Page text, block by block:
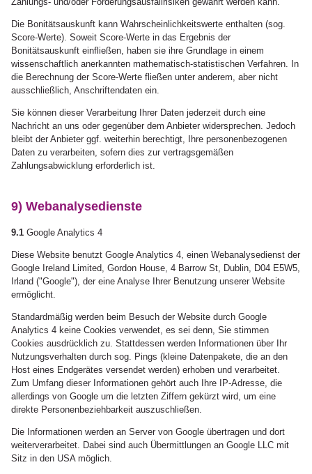
Die Bonitätsauskunft kann Wahrscheinlichkeitswerte enthalten (sog.
Score-Werte). Soweit Score-Werte in das Ergebnis der
Bonitätsauskunft einfließen, haben sie ihre Grundlage in einem
wissenschaftlich anerkannten mathematisch-statistischen Verfahren. In
die Berechnung der Score-Werte fließen unter anderem, aber nicht
ausschließlich, Anschriftendaten ein.
Sie können dieser Verarbeitung Ihrer Daten jederzeit durch eine
Nachricht an uns oder gegenüber dem Anbieter widersprechen. Jedoch
bleibt der Anbieter ggf. weiterhin berechtigt, Ihre personenbezogenen
Daten zu verarbeiten, sofern dies zur vertragsgemäßen
Zahlungsabwicklung erforderlich ist.
9) Webanalysedienste
9.1 Google Analytics 4
Diese Website benutzt Google Analytics 4, einen Webanalysedienst der
Google Ireland Limited, Gordon House, 4 Barrow St, Dublin, D04 E5W5,
Irland ("Google"), der eine Analyse Ihrer Benutzung unserer Website
ermöglicht.
Standardmäßig werden beim Besuch der Website durch Google
Analytics 4 keine Cookies verwendet, es sei denn, Sie stimmen
Cookies ausdrücklich zu. Stattdessen werden Informationen über Ihr
Nutzungsverhalten durch sog. Pings (kleine Datenpakete, die an den
Host eines Endgerätes versendet werden) erhoben und verarbeitet.
Zum Umfang dieser Informationen gehört auch Ihre IP-Adresse, die
allerdings von Google um die letzten Ziffern gekürzt wird, um eine
direkte Personenbeziehbarkeit auszuschließen.
Die Informationen werden an Server von Google übertragen und dort
weiterverarbeitet. Dabei sind auch Übermittlungen an Google LLC mit
Sitz in den USA möglich.